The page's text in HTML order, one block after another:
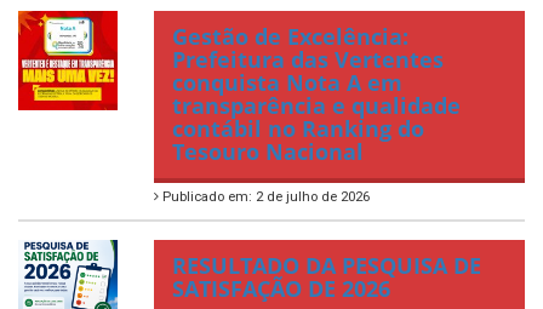
Gestão de Excelência:
Prefeitura das Vertentes
conquista Nota A em
transparência e qualidade
contábil no Ranking do
Tesouro Nacional
Publicado em: 2 de julho de 2026
RESULTADO DA PESQUISA DE
SATISFAÇÃO DE 2026